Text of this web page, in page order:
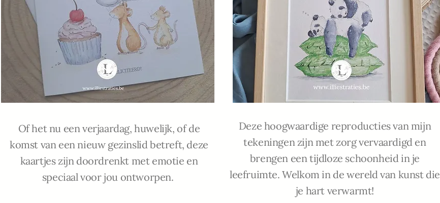
Of het nu een verjaardag, huwelijk, of de
komst van een nieuw gezinslid betreft, deze
kaartjes zijn doordrenkt met emotie en
speciaal voor jou ontworpen.
Deze hoogwaardige reproducties van mijn
tekeningen zijn met zorg vervaardigd en
brengen een tijdloze schoonheid in je
leefruimte. Welkom in de wereld van kunst die
je hart verwarmt!